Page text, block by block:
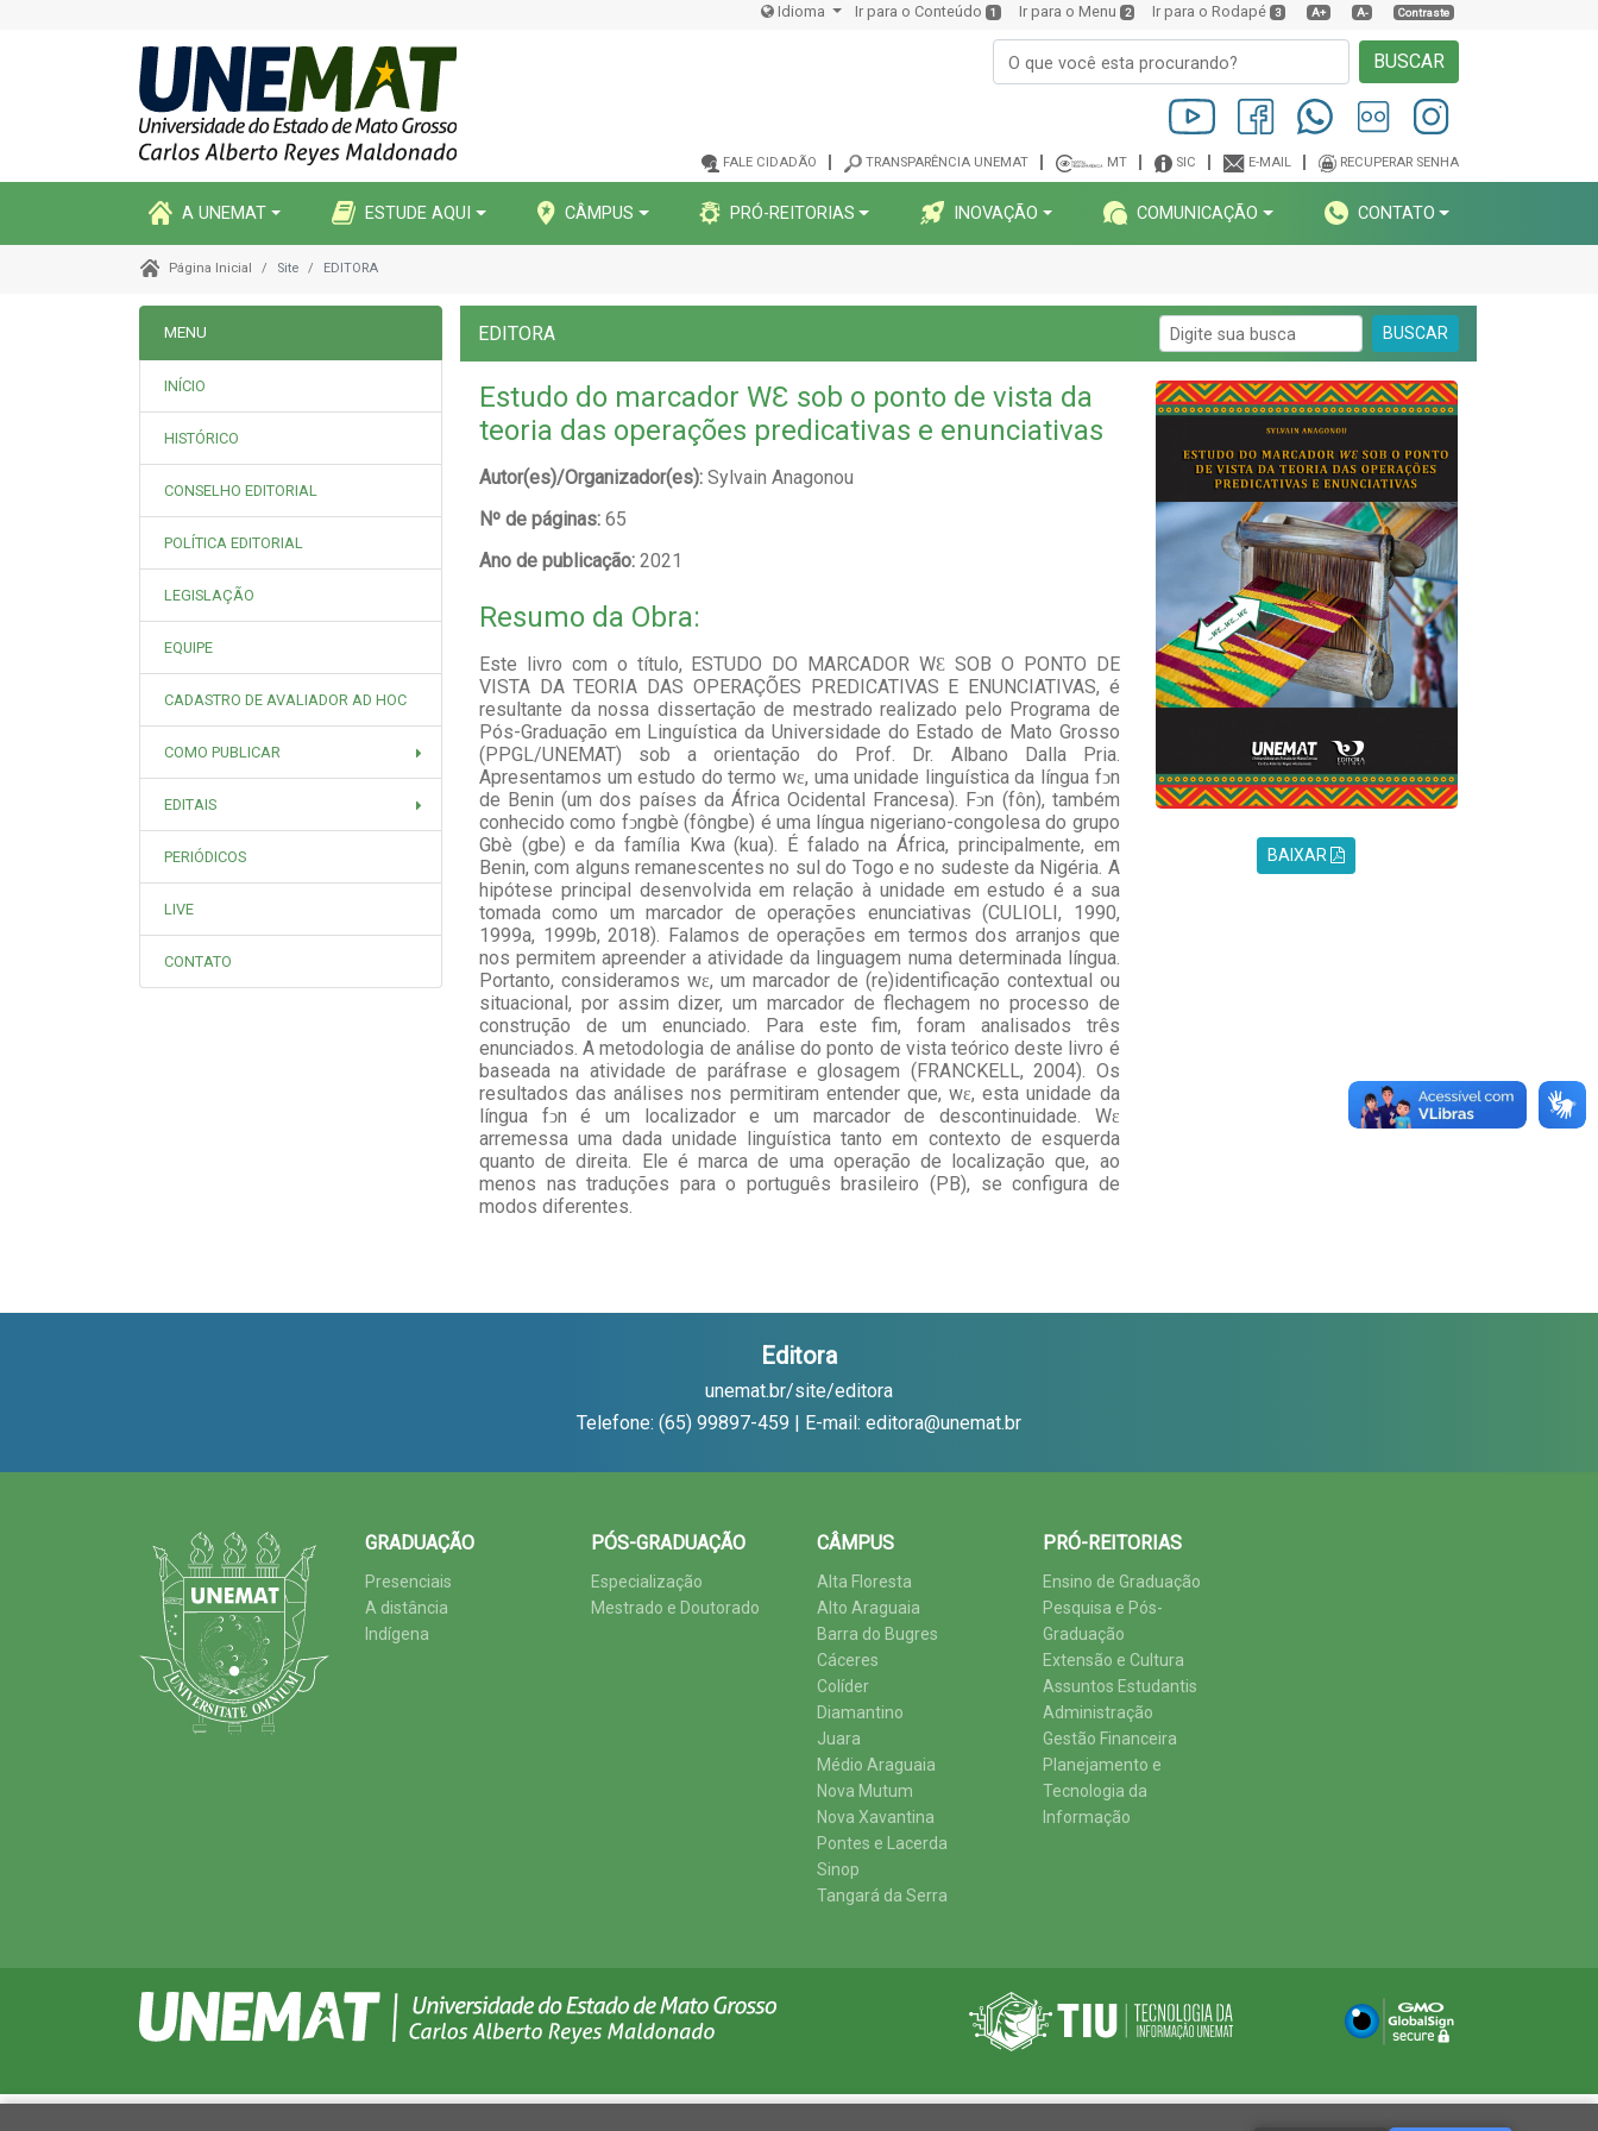
Idioma Ir para o Conteúdo 1 Ir para o Menu 2 Ir para o Rodapé 3 A+ A- Contraste
BUSCAR
FALE CIDADÃO TRANSPARÊNCIA UNEMAT MT SIC E-MAIL RECUPERAR SENHA
A UNEMAT ESTUDE AQUI CÂMPUS PRÓ-REITORIAS INOVAÇÃO COMUNICAÇÃO CONTATO
Página Inicial Site EDITORA
MENU
INÍCIO
HISTÓRICO
CONSELHO EDITORIAL
POLÍTICA EDITORIAL
LEGISLAÇÃO
EQUIPE
CADASTRO DE AVALIADOR AD HOC
COMO PUBLICAR
EDITAIS
PERIÓDICOS
LIVE
CONTATO
EDITORA BUSCAR
Estudo do marcador WƐ sob o ponto de vista da
teoria das operações predicativas e enunciativas
Autor(es)/Organizador(es): Sylvain Anagonou
Nº de páginas: 65
Ano de publicação: 2021
Resumo da Obra:
Este livro com o título, ESTUDO DO MARCADOR WƐ SOB O PONTO DE
VISTA DA TEORIA DAS OPERAÇÕES PREDICATIVAS E ENUNCIATIVAS, é
resultante da nossa dissertação de mestrado realizado pelo Programa de
Pós-Graduação em Linguística da Universidade do Estado de Mato Grosso
(PPGL/UNEMAT) sob a orientação do Prof. Dr. Albano Dalla Pria.
Apresentamos um estudo do termo wɛ, uma unidade linguística da língua fͻn
de Benin (um dos países da África Ocidental Francesa). Fͻn (fôn), também
conhecido como fͻngbè (fôngbe) é uma língua nigeriano-congolesa do grupo
Gbè (gbe) e da família Kwa (kua). É falado na África, principalmente, em
Benin, com alguns remanescentes no sul do Togo e no sudeste da Nigéria. A
hipótese principal desenvolvida em relação à unidade em estudo é a sua
tomada como um marcador de operações enunciativas (CULIOLI, 1990,
1999a, 1999b, 2018). Falamos de operações em termos dos arranjos que
nos permitem apreender a atividade da linguagem numa determinada língua.
Portanto, consideramos wɛ, um marcador de (re)identificação contextual ou
situacional, por assim dizer, um marcador de flechagem no processo de
construção de um enunciado. Para este fim, foram analisados três
enunciados. A metodologia de análise do ponto de vista teórico deste livro é
baseada na atividade de paráfrase e glosagem (FRANCKELL, 2004). Os
resultados das análises nos permitiram entender que, wɛ, esta unidade da
língua fͻn é um localizador e um marcador de descontinuidade. Wɛ
arremessa uma dada unidade linguística tanto em contexto de esquerda
quanto de direita. Ele é marca de uma operação de localização que, ao
menos nas traduções para o português brasileiro (PB), se configura de
modos diferentes.
BAIXAR
Editora
unemat.br/site/editora
Telefone: (65) 99897-459 | E-mail: editora@unemat.br
GRADUAÇÃO
Presenciais
A distância
Indígena
PÓS-GRADUAÇÃO
Especialização
Mestrado e Doutorado
CÂMPUS
Alta Floresta
Alto Araguaia
Barra do Bugres
Cáceres
Colíder
Diamantino
Juara
Médio Araguaia
Nova Mutum
Nova Xavantina
Pontes e Lacerda
Sinop
Tangará da Serra
PRÓ-REITORIAS
Ensino de Graduação
Pesquisa e Pós-
Graduação
Extensão e Cultura
Assuntos Estudantis
Administração
Gestão Financeira
Planejamento e
Tecnologia da
Informação